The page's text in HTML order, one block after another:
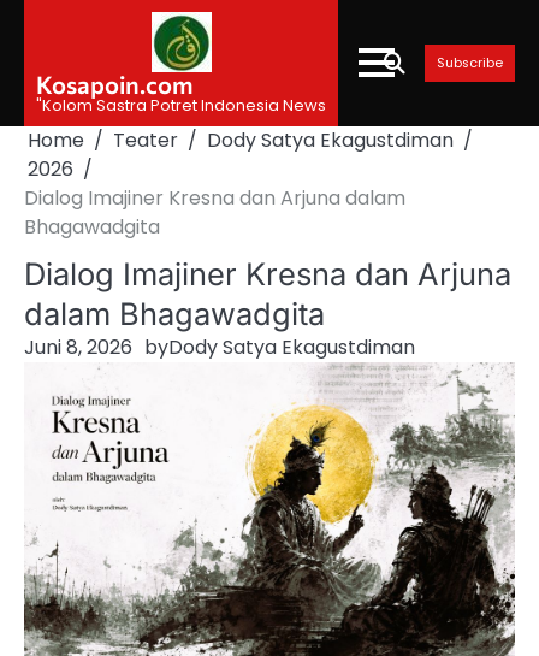
contentKosapoin.com
"Kolom Sastra Potret Indonesia News
Subscribe
Home Teater
Dody Satya Ekagustdiman
2026
Dialog Imajiner Kresna dan Arjuna dalam
Bhagawadgita
Dialog Imajiner Kresna dan Arjuna
dalam Bhagawadgita
Juni 8, 2026 byDody Satya Ekagustdiman